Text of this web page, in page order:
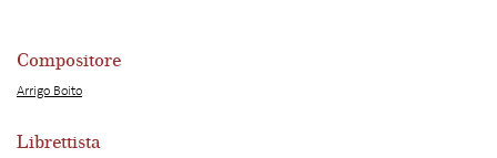
Compositore
Arrigo Boito
Librettista